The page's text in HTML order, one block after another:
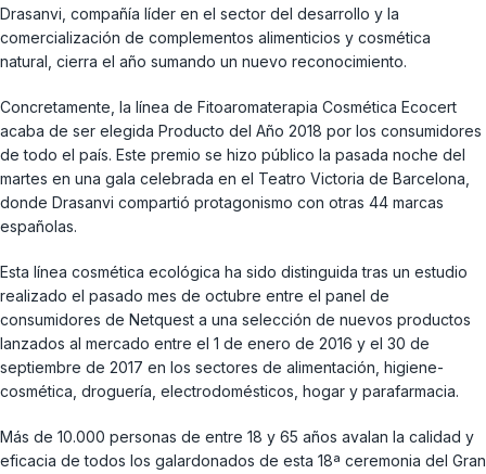
Drasanvi, compañía líder en el sector del desarrollo y la
comercialización de complementos alimenticios y cosmética
natural, cierra el año sumando un nuevo reconocimiento.
Concretamente, la línea de Fitoaromaterapia Cosmética Ecocert
acaba de ser elegida Producto del Año 2018 por los consumidores
de todo el país. Este premio se hizo público la pasada noche del
martes en una gala celebrada en el Teatro Victoria de Barcelona,
donde Drasanvi compartió protagonismo con otras 44 marcas
españolas.
Esta línea cosmética ecológica ha sido distinguida tras un estudio
realizado el pasado mes de octubre entre el panel de
consumidores de Netquest a una selección de nuevos productos
lanzados al mercado entre el 1 de enero de 2016 y el 30 de
septiembre de 2017 en los sectores de alimentación, higiene-
cosmética, droguería, electrodomésticos, hogar y parafarmacia.
Más de 10.000 personas de entre 18 y 65 años avalan la calidad y
eficacia de todos los galardonados de esta 18ª ceremonia del Gran